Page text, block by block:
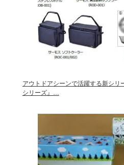
アウトドアシーンで活躍する新シリ
シリーズ』…